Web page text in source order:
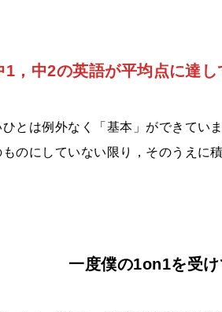
1，中2の英語が平均点に達し
とは例外なく「基本」ができていま
のにしていない限り，そのうえに
一度僕の1on1を受